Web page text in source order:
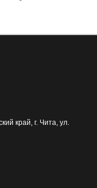
край, г. Чита, ул.